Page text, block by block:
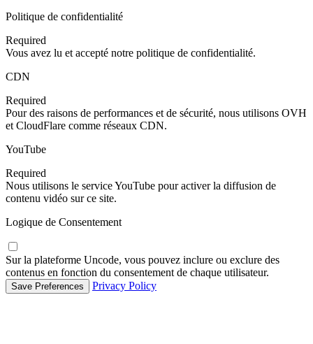
Politique de confidentialité
Required
Vous avez lu et accepté notre politique de confidentialité.
CDN
Required
Pour des raisons de performances et de sécurité, nous utilisons OVH
et CloudFlare comme réseaux CDN.
YouTube
Required
Nous utilisons le service YouTube pour activer la diffusion de
contenu vidéo sur ce site.
Logique de Consentement
Sur la plateforme Uncode, vous pouvez inclure ou exclure des
contenus en fonction du consentement de chaque utilisateur.
Privacy Policy